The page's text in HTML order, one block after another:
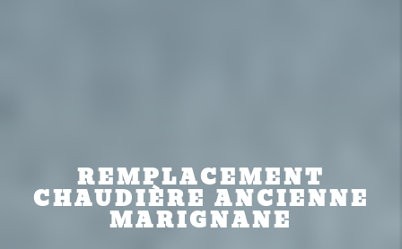
REMPLACEMENT
CHAUDIÈRE ANCIENNE
MARIGNANE